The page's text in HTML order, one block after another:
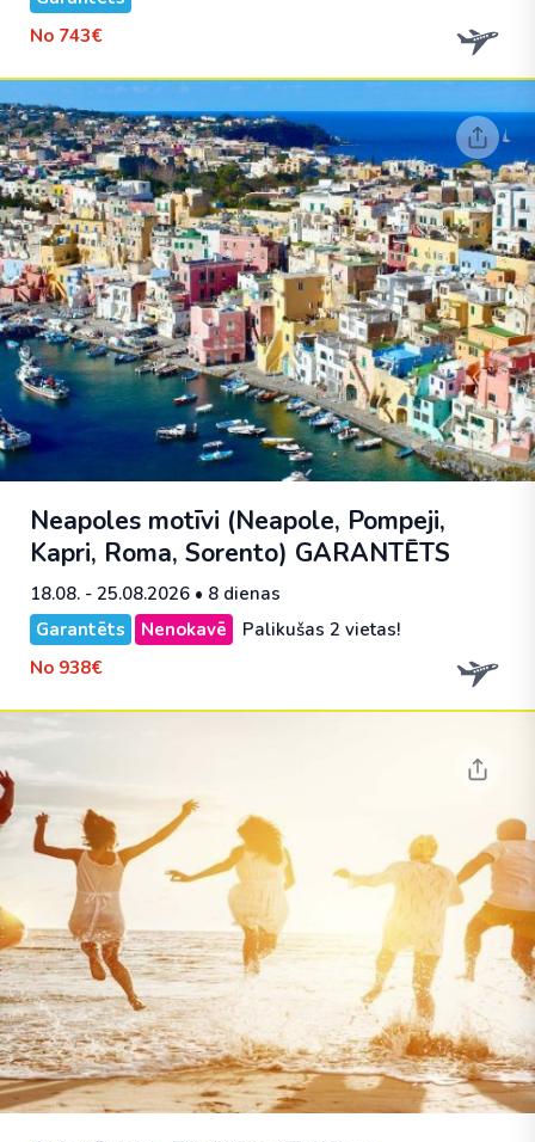
No 743€
Neapoles motīvi (Neapole, Pompeji,
Kapri, Roma, Sorento) GARANTĒTS
18.08. - 25.08.2026 • 8 dienas
Garantēts
Nenokavē
Palikušas 2 vietas!
No 938€